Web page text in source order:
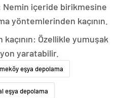
Nemin içeride birikmesine
yöntemlerinden kaçının.
kaçının: Özellikle yumuşak
yaratabilir.
eşya depolama
eşya depolama